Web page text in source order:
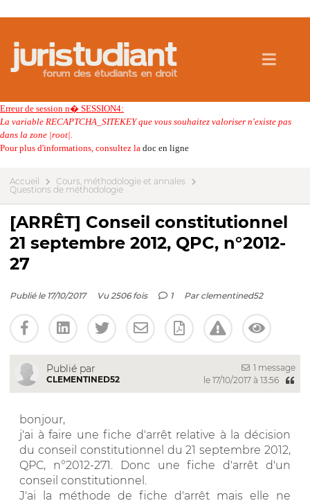
Erreur de session n� SESSION4:
La variable RECAPTCHA_SITEKEY que vous souhaitez valoriser n'existe pas
dans la zone |root|.
Pour plus d'informations, consultez la doc en ligne
Accueil
Cours, méthodologie et annales
Questions de méthodologie
[ARRÊT] Conseil constitutionnel
21 septembre 2012, QPC, n°2012-
27
Publié le 17/10/2017 Vu 2506 fois 1 Par clementined52
Publié par
CLEMENTINED52
1 message
le 17/10/2017 à 13:56
bonjour,
j'ai à faire une fiche d'arrêt relative à la décision
du conseil constitutionnel du 21 septembre 2012,
QPC, n°2012-271. Donc une fiche d'arrêt d'un
conseil constitutionnel.
J'ai la méthode de fiche d'arrêt mais elle ne